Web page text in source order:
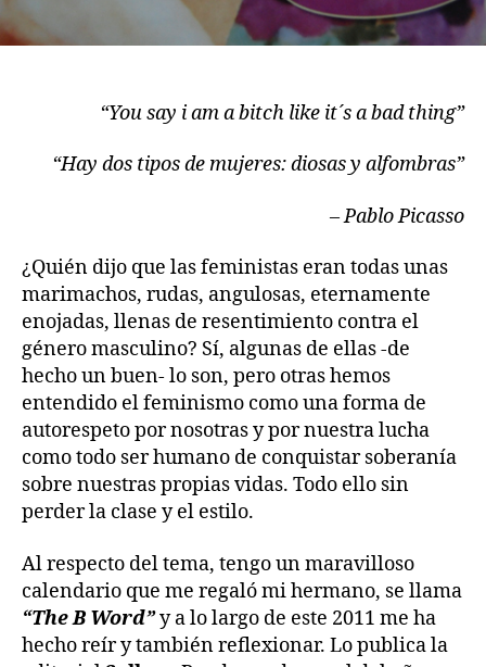
“You say i am a bitch like it´s a bad thing”
“Hay dos tipos de mujeres: diosas y alfombras”
– Pablo Picasso
¿Quién dijo que las feministas eran todas unas
marimachos, rudas, angulosas, eternamente
enojadas, llenas de resentimiento contra el
género masculino? Sí, algunas de ellas -de
hecho un buen- lo son, pero otras hemos
entendido el feminismo como una forma de
autorespeto por nosotras y por nuestra lucha
como todo ser humano de conquistar soberanía
sobre nuestras propias vidas. Todo ello sin
perder la clase y el estilo.
Al respecto del tema, tengo un maravilloso
calendario que me regaló mi hermano, se llama
“The B Word”y a lo largo de este 2011 me ha
hecho reír y también reflexionar. Lo publica la